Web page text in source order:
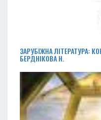
ЗАРУБІЖНА ЛІТЕРАТУРА:
БЕРДНІКОВА Н.